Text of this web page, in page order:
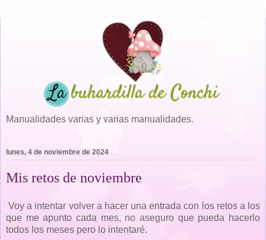
Manualidades varias y varias manualidades.
lunes, 4 de noviembre de 2024
Mis retos de noviembre
Voy a intentar volver a hacer una entrada con los retos a los
que me apunto cada mes, no aseguro que pueda hacerlo
todos los meses pero lo intentaré.